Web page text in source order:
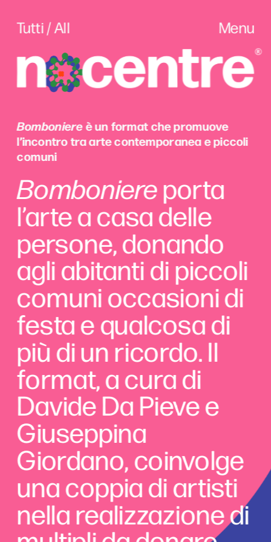
Menu
Tutti / All
Bomboniere è un format che promuove
l’incontro tra arte contemporanea e piccoli
comuni
Bomboniere porta
l’arte a casa delle
persone, donando
agli abitanti di piccoli
comuni occasioni di
festa e qualcosa di
più di un ricordo. Il
format, a cura di
Davide Da Pieve e
Giuseppina
Giordano, coinvolge
una coppia di artisti
nella realizzazione di